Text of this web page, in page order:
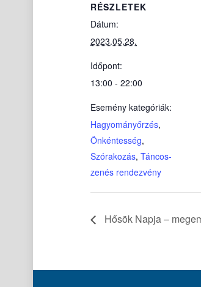
RÉSZLETEK
Dátum:
2023.05.28.
Időpont:
13:00 - 22:00
Esemény kategóriák:
Hagyományőrzés,
Önkéntesség,
Szórakozás, Táncos-
zenés rendezvény
Hősök Napja –